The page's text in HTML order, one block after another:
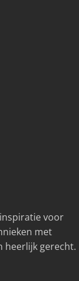
voor
met
heerlijk gerecht.